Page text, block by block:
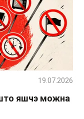
што яшчэ можна
19.07.2026